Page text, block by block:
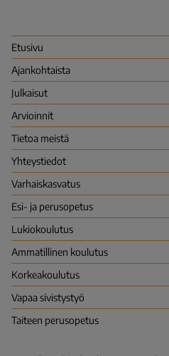
(Karvi)
Etusivu
Ajankohtaista
Julkaisut
Arvioinnit
Tietoa meistä
Yhteystiedot
Varhais­kasvatus
Esi- ja perusopetus
Lukio­koulutus
Ammatillinen koulutus
Korkea­koulutus
Vapaa sivistys­työ
Taiteen perusopetus